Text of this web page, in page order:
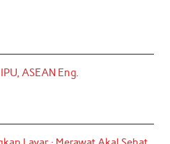
ASEAN Eng.